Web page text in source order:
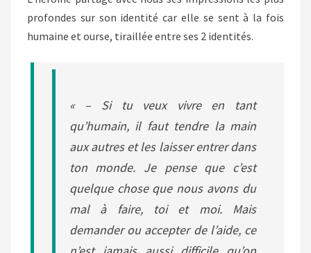
profondes sur son identité car elle se sent à la fois
humaine et ourse, tiraillée entre ses 2 identités.
« – Si tu veux vivre en tant
qu’humain, il faut tendre la main
aux autres et les laisser entrer dans
ton monde. Je pense que c’est
quelque chose que nous avons du
mal à faire, toi et moi. Mais
demander ou accepter de l’aide, ce